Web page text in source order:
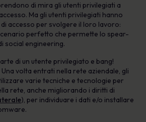
di mira gli utenti privilegiati a
Ma gli utenti privilegiati hanno
accesso per svolgere il loro lavoro:
perfetto che permette lo spear-
social engineering.
di un utente privilegiato e bang!
Una volta entrati nella rete aziendale, gli
varie tecniche e tecnologie per
rete, anche migliorando i diritti di
), per individuare i dati e/o installare